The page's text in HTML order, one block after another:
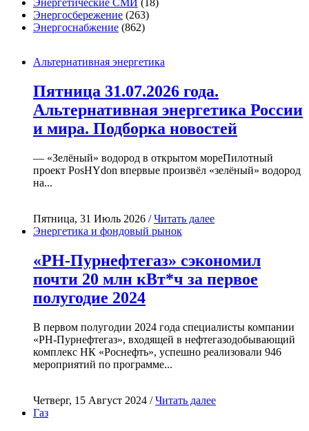
Энергетические СМИ (18)
Энергосбережение (263)
Энергоснабжение (862)
Альтернативная энергетика
Пятница 31.07.2026 года.
Альтернативная энергетика России
и мира. Подборка новостей
— «Зелёный» водород в открытом мореПилотный
проект PosHYdon впервые произвёл «зелёный» водород
на...
Пятница, 31 Июль 2026 /Читать далее
Энергетика и фондовый рынок
«РН-Пурнефтегаз» сэкономил
почти 20 млн кВт*ч за первое
полугодие 2024
В первом полугодии 2024 года специалисты компании
«РН-Пурнефтегаз», входящей в нефтегазодобывающий
комплекс НК «Роснефть», успешно реализовали 946
мероприятий по программе...
Четверг, 15 Август 2024 /Читать далее
Газ